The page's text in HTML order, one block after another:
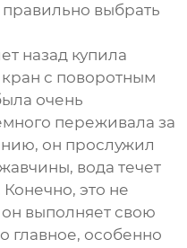
выбрать
назад купила
с поворотным
очень
переживала за
он прослужил
вода течет
это не
выполняет свою
главное, особенно